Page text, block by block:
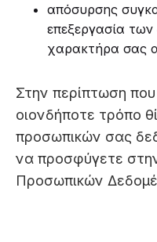
απόσυρσης
επεξεργασία
χαρακτήρα σας
Στην περίπτωση
οιονδήποτε τρόπο
προσωπικών σας
να προσφύγετε
Προσωπικών